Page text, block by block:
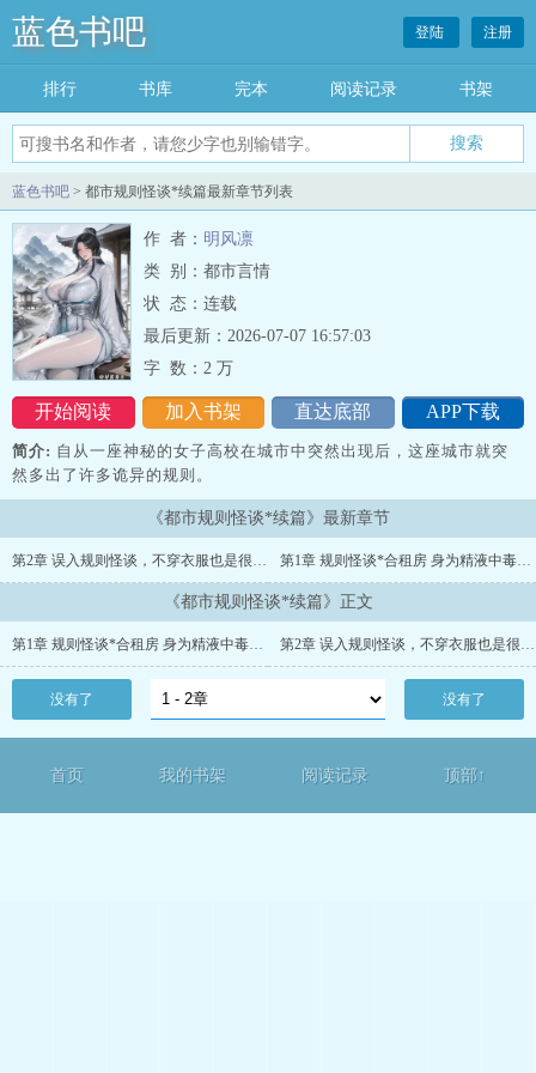
蓝色书吧
搜索
登陆 注册
排行 书库 完本 阅读记录 书架
蓝色书吧 > 都市规则怪谈*续篇最新章节列表
作 者： 明风凛
类 别：都市言情
状 态：连载
开始阅读 加入书架 直达底部 APP下载
最后更新：2026-07-07 16:57:03
字 数： 2 万
简介: 自从一座神秘的女子高校在城市中突然出现后，这座城市就突
然多出了许多诡异的规则。
《都市规则怪谈*续篇》最新章节
第2章 误入规则怪谈，不穿衣服也是很正常的对吧？ 第1章 规则怪谈*合租房 身为精液中毒母猪便器，被室友强奸不是很正常的常识吗？
《都市规则怪谈*续篇》正文
第1章 规则怪谈*合租房 身为精液中毒母猪便器，被室友强奸不是很正常的常识吗？ 第2章 误入规则怪谈，不穿衣服也是很正常的对吧？
没有了 没有了
首页 我的书架 阅读记录 顶部↑